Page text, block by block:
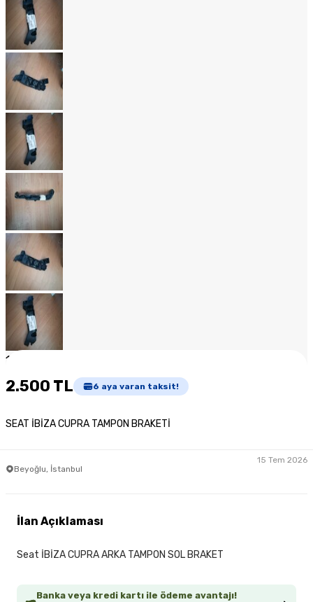
1
2.500 TL 6 aya varan taksit!
SEAT İBİZA CUPRA TAMPON BRAKETİ
Beyoğlu, İstanbul
15 Tem 2026
Banka veya kredi kartı ile ödeme avantajı!
İlan Açıklaması
Seat İBİZA CUPRA ARKA TAMPON SOL BRAKET